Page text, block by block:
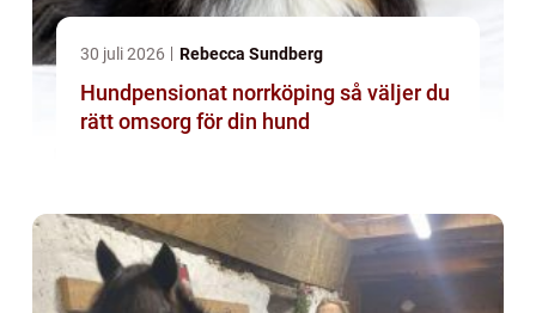
30 juli 2026 Rebecca Sundberg
Hundpensionat norrköping så väljer du
rätt omsorg för din hund